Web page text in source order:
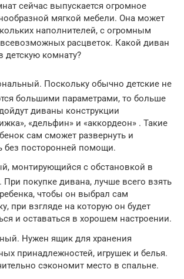
сейчас выпускается огромное
мягкой мебели. Она может
наполнителей, с огромным
расцветок. Какой диван
детскую комнату?
Поскольку обычно детские не
большими параметрами, то больше
диваны конструкции
«дельфин» и «аккордеон» . Такие
сам сможет развернуть и
без посторонней помощи.
монтирующийся с обстановкой в
При покупке дивана, лучше всего взять
чтобы он выбрал сам
при взгляде на которую он будет
и оставаться в хорошем настроении.
Нужен ящик для хранения
принадлежностей, игрушек и белья.
сэкономит место в спальне.